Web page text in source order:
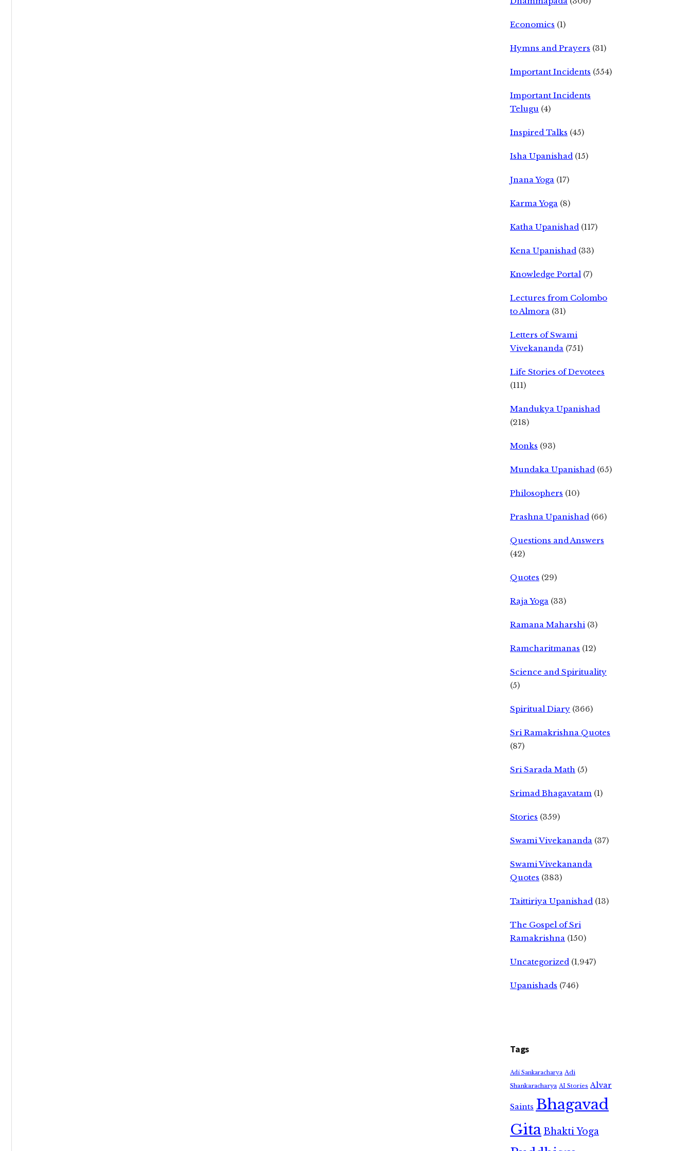
Economics (1)
Hymns and Prayers (31)
Important Incidents (554)
Important Incidents
Telugu (4)
Inspired Talks (45)
Isha Upanishad (15)
Jnana Yoga (17)
Karma Yoga (8)
Katha Upanishad (117)
Kena Upanishad (33)
Knowledge Portal (7)
Lectures from Colombo
to Almora (31)
Letters of Swami
Vivekananda (751)
Life Stories of Devotees
(111)
Mandukya Upanishad
(218)
Monks (93)
Mundaka Upanishad (65)
Philosophers (10)
Prashna Upanishad (66)
Questions and Answers
(42)
Quotes (29)
Raja Yoga (33)
Ramana Maharshi (3)
Ramcharitmanas (12)
Science and Spirituality
(5)
Spiritual Diary (366)
Sri Ramakrishna Quotes
(87)
Sri Sarada Math (5)
Srimad Bhagavatam (1)
Stories (359)
Swami Vivekananda (37)
Swami Vivekananda
Quotes (383)
Taittiriya Upanishad (13)
The Gospel of Sri
Ramakrishna (150)
Uncategorized (1,947)
Upanishads (746)
Tags
Adi Sankaracharya Adi
Shankaracharya AI Stories Alvar
Saints Bhagavad
GitaBhakti Yoga